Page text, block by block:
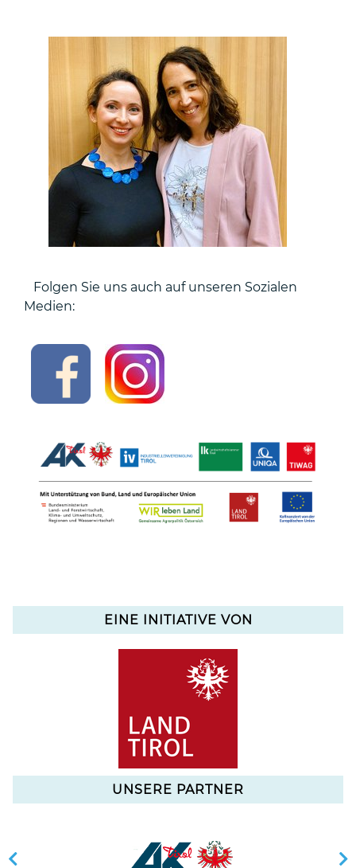
Folgen Sie uns auch auf unseren Sozialen
Medien:
EINE INITIATIVE VON
UNSERE PARTNER